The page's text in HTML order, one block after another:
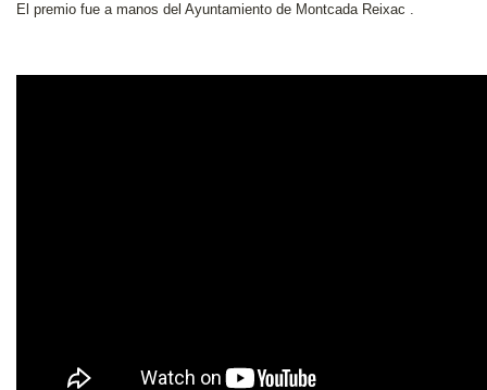
El premio fue a manos del Ayuntamiento de Montcada Reixac .